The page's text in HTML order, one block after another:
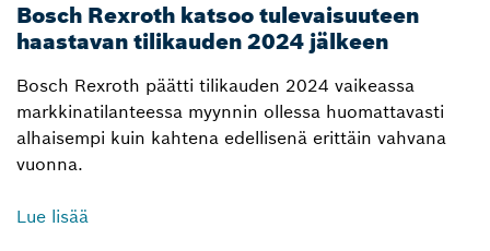
Bosch Rexroth katsoo tulevaisuuteen
haastavan tilikauden 2024 jälkeen
Bosch Rexroth päätti tilikauden 2024 vaikeassa
markkinatilanteessa myynnin ollessa huomattavasti
alhaisempi kuin kahtena edellisenä erittäin vahvana
vuonna.
Lue lisää